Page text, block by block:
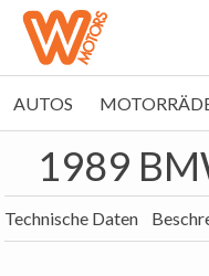
AUTOS
1989
Technische Daten